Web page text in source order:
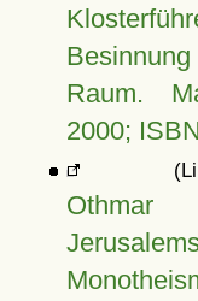
Raum.
2000;
Othmar